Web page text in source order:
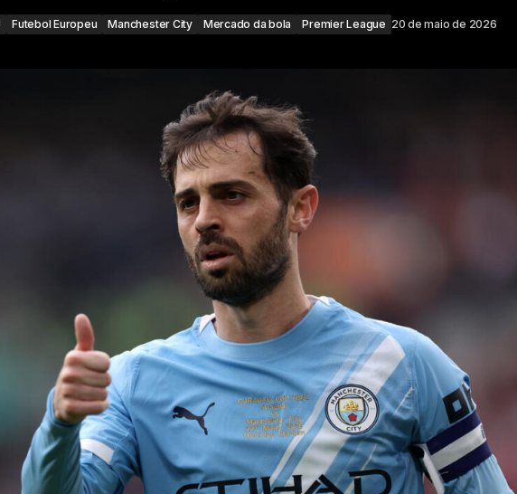
Futebol Europeu Manchester City Mercado da bola Premier League 20 de maio de 2026